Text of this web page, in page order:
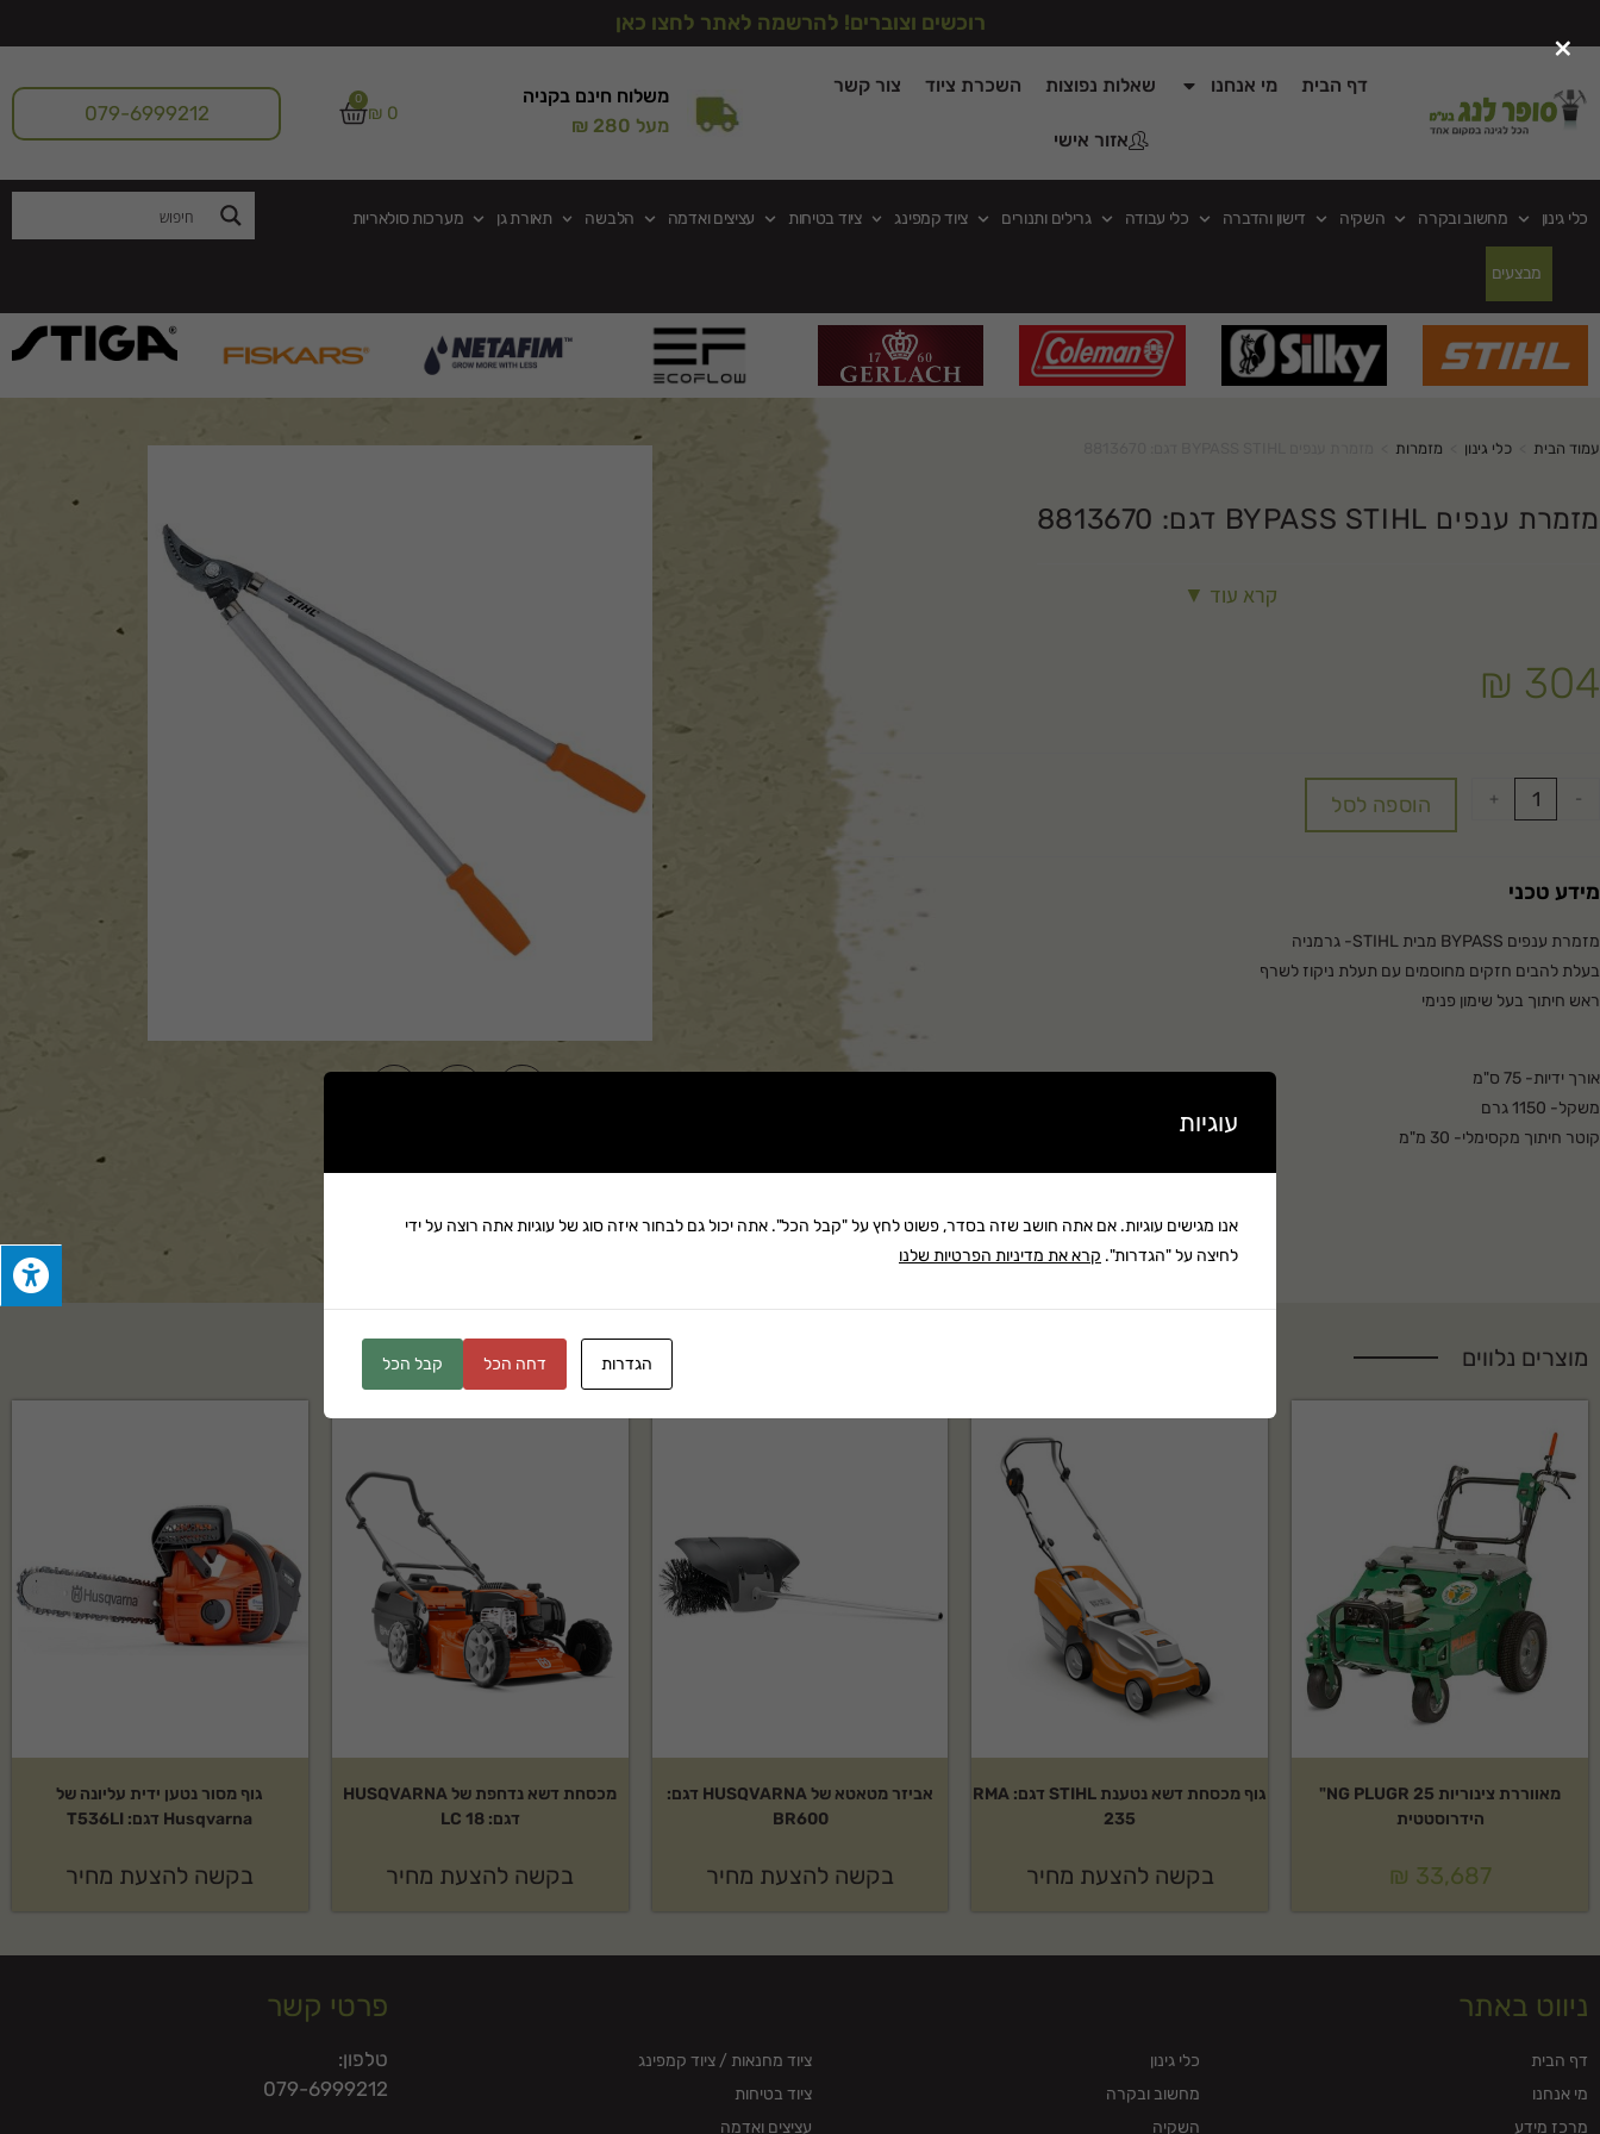
רוכשים וצוברים! להרשמה לאתר לחצו כאן
דף הבית מי אנחנו שאלות נפוצות השכרת ציוד צור קשר
אזור אישי
משלוח חינם בקניה
מעל 280 ₪
₪0
0
079-6999212
כלי גינון מחשוב ובקרה השקיה דישון והדברה כלי עבודה גרילים ותנורים ציוד קמפינג ציוד בטיחות עציצים ואדמה הלבשה תאורת גן מערכות סולאריות
מבצעים
עמוד הבית כלי גינון מזמרות
מזמרת ענפים BYPASS STIHL דגם: 8813670
קרא עוד ▼
₪ 304
-
+ הוספה לסל
מידע טכני
מזמרת ענפים BYPASS מבית STIHL- גרמניה
בעלת להבים חזקים מחוסמים עם תעלת ניקוז לשרף
ראש חיתוך בעל שימון פנימי
אורך ידיות- 75 ס"מ
משקל- 1150 גרם
קוטר חיתוך מקסימלי- 30 מ"מ
שתף:
זמן אספקה:עד 8 ימי עסקים
מוצרים נלווים
מאווררת צינוריות NG PLUGR 25"
הידרוסטטית
₪ 33,687
גוף מכסחת דשא נטענת STIHL דגם: RMA
235
בקשה להצעת מחיר
אביזר מטאטא של HUSQVARNA דגם:
BR600
בקשה להצעת מחיר
מכסחת דשא נדחפת של HUSQVARNA
דגם: LC 18
בקשה להצעת מחיר
גוף מסור נטען ידית עליונה של
Husqvarna דגם: T536LI
בקשה להצעת מחיר
ניווט באתר
דף הבית
מי אנחנו
מרכז מידע
כלי גינון
מחשוב ובקרה
השקיה
ציוד מחנאות / ציוד קמפינג
ציוד בטיחות
עציצים ואדמה
פרטי קשר
טלפון:
079-6999212
×
עוגיות
אנו מגישים עוגיות. אם אתה חושב שזה בסדר, פשוט לחץ על "קבל הכל". אתה יכול גם לבחור איזה סוג של עוגיות אתה רוצה על ידי
לחיצה על "הגדרות". קרא את מדיניות הפרטיות שלנו
הגדרות דחה הכל קבל הכל